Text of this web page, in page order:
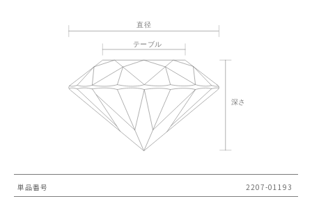
単品番号 2207-01193